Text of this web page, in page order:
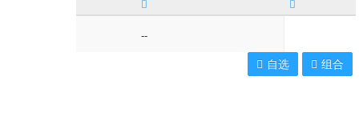
--
自选 组合